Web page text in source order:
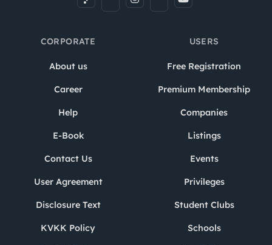
CORPORATE
About us
Career
Help
E-Book
Contact Us
User Agreement
Disclosure Text
KVKK Policy
USERS
Free Registration
Premium Membership
Companies
Listings
Events
Privileges
Student Clubs
Schools